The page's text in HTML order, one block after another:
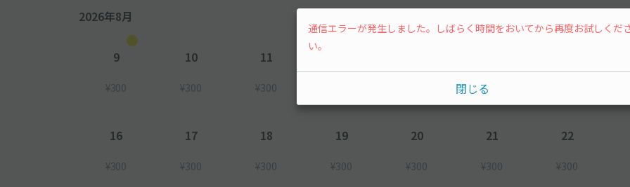
2026年8月
9
¥300
10
¥300
11
¥300 ¥300
16
¥300
17
¥300
18
¥300
19
¥300
20
¥300
21
¥300
22
¥300
通信エラーが発生しました。しばらく時間をおいてから再度お試しくだ
い。
閉じる